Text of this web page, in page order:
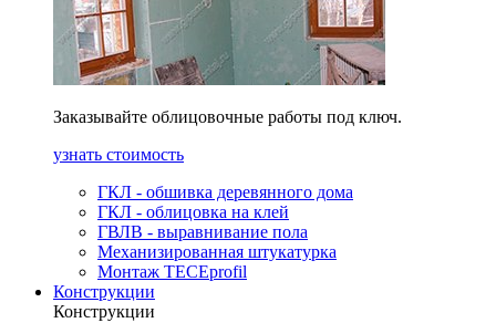
Заказывайте облицовочные работы под ключ.
узнать стоимость
ГКЛ - обшивка деревянного дома
ГКЛ - облицовка на клей
ГВЛВ - выравнивание пола
Механизированная штукатурка
Монтаж TECEprofil
Конструкции
Конструкции